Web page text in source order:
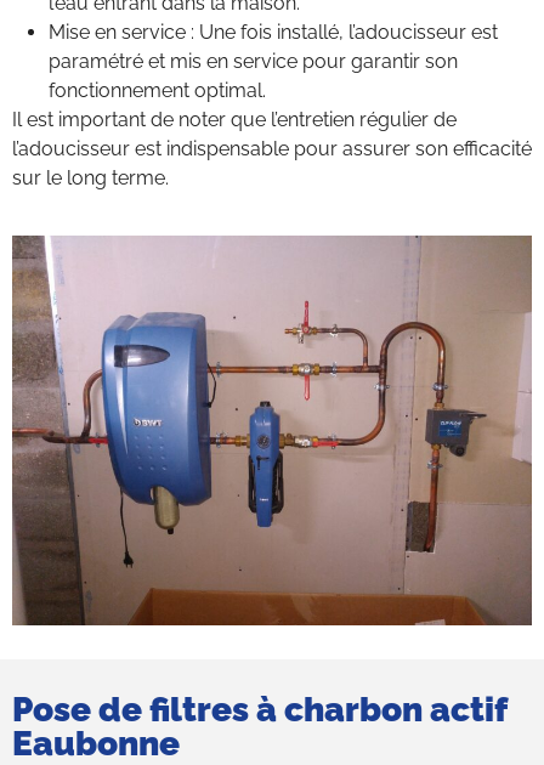
Mise en service : Une fois installé, l’adoucisseur est
paramétré et mis en service pour garantir son
fonctionnement optimal.
Il est important de noter que l’entretien régulier de
l’adoucisseur est indispensable pour assurer son efficacité
sur le long terme.
Pose de filtres à charbon actif
Eaubonne